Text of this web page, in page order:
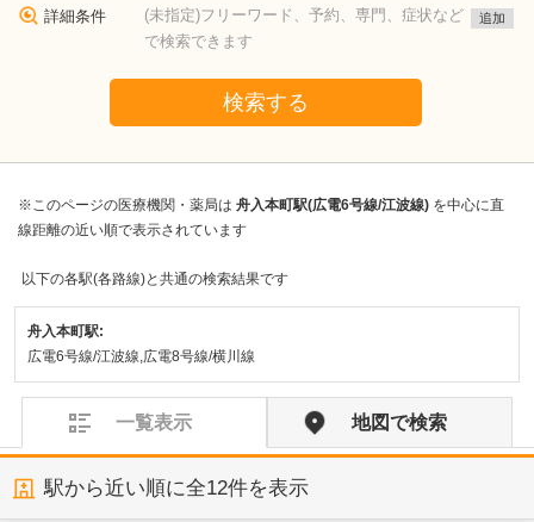
詳細条件
(未指定)フリーワード、予約、専門、症状など
で検索できます
追加
検索する
※このページの医療機関・薬局は 舟入本町駅(広電6号線/江波線) を中心に直
線距離の近い順で表示されています
以下の各駅(各路線)と共通の検索結果です
舟入本町駅:
広電6号線/江波線,広電8号線/横川線
一覧表示 地図で検索
駅から近い順に全12件を表示